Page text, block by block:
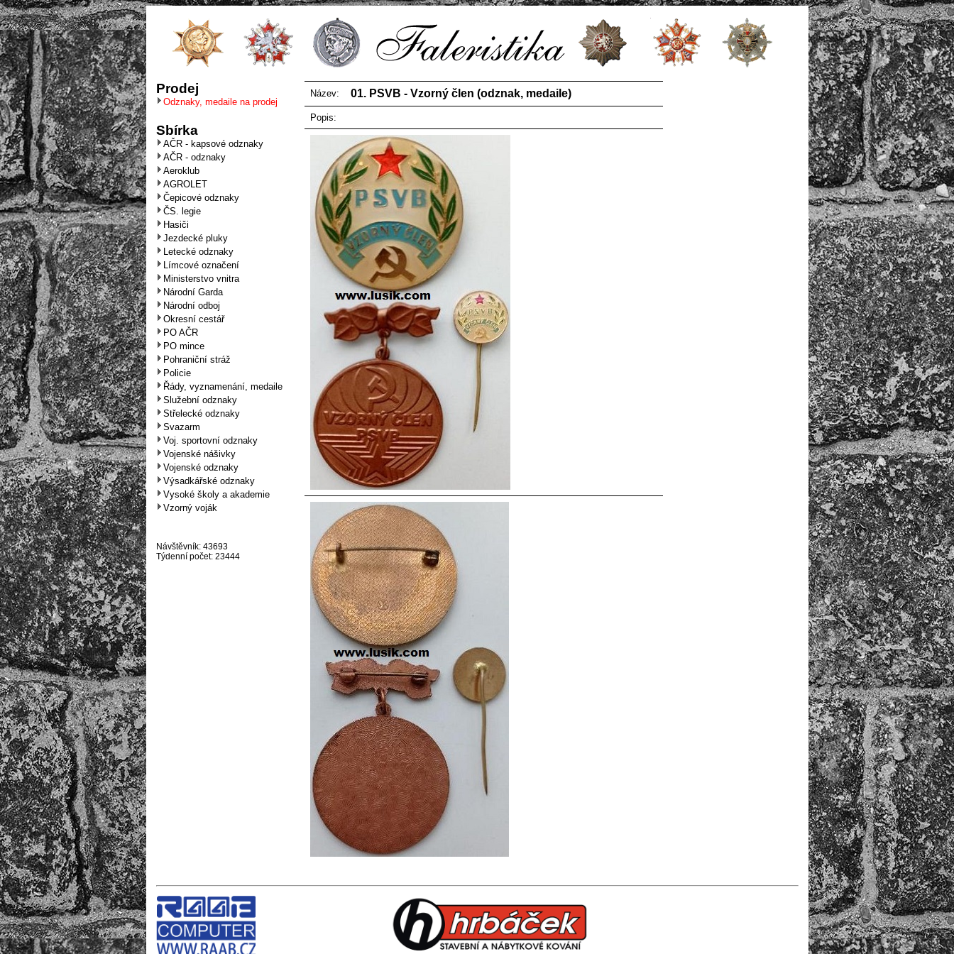
Prodej
Odznaky, medaile na prodej
Sbírka
AČR - kapsové odznaky
AČR - odznaky
Aeroklub
AGROLET
Čepicové odznaky
ČS. legie
Hasiči
Jezdecké pluky
Letecké odznaky
Límcové označení
Ministerstvo vnitra
Národní Garda
Národní odboj
Okresní cestář
PO AČR
PO mince
Pohraniční stráž
Policie
Řády, vyznamenání, medaile
Služební odznaky
Střelecké odznaky
Svazarm
Voj. sportovní odznaky
Vojenské nášivky
Vojenské odznaky
Výsadkářské odznaky
Vysoké školy a akademie
Vzorný voják
Návštěvník: 43693
Týdenní počet: 23444
Název: 01. PSVB - Vzorný člen (odznak, medaile)
Popis: